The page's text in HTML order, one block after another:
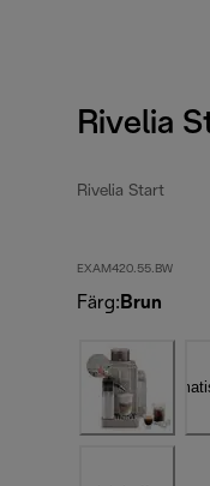
Rivelia
Rivelia Start
EXAM420.55.BW
Färg: Brun